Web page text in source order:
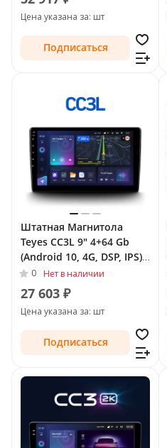
II Рестайлинг 2016 - 2022
Цена указана за: шт
Подписаться
Штатная Магнитола
Teyes CC3L 9" 4+64 Gb
(Android 10, 4G, DSP, IPS)
для Chevrolet TrailBlazer
II 2012 - 2016
0 Нет в наличии
27 603 ₽
Цена указана за: шт
Подписаться